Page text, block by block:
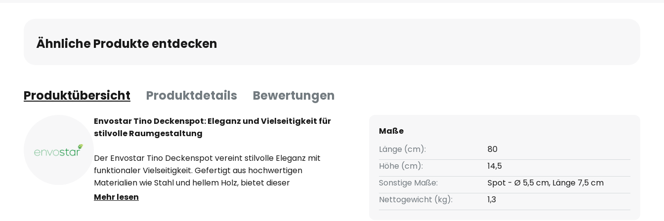
Bildgalerie
springen
Ähnliche Produkte entdecken
Produktübersicht Produktdetails Bewertungen
Envostar Tino Deckenspot: Eleganz und Vielseitigkeit für
stilvolle Raumgestaltung
Der Envostar Tino Deckenspot vereint stilvolle Eleganz mit
funktionaler Vielseitigkeit. Gefertigt aus hochwertigen
Materialien wie Stahl und hellem Holz, bietet dieser
sechsflammige Deckenspot eine harmonische Kombination aus
Mehr lesen
Maße
Länge (cm):
80
Höhe (cm):
14,5
Sonstige Maße:
Spot - Ø 5,5 cm, Länge 7,5 cm
Nettogewicht (kg):
1,3